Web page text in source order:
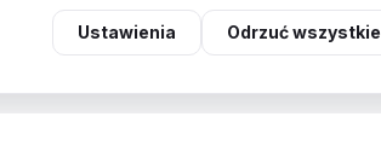
Ustawienia Odrzuć wszystkie